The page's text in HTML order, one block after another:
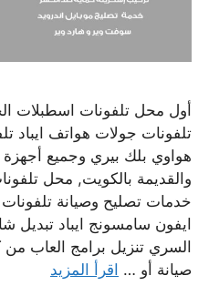
أول محل تلفونات اسطبلات
تلفونات جولات هواتف ايباد
هواوي بلك بيري وجميع أجهزة
والقديمة بالكويت, محل
خدمات تصليح وصيانة
ايفون سامسونج ايباد تبديل
السري تنزيل برامج العاب من
صيانة أو … اقرأ المزيد